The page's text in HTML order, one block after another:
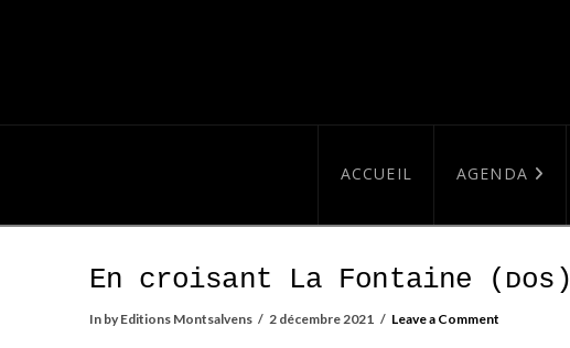
ACCUEIL AGENDA
En croisant La Fontaine (ᴅᴏs)
In by Editions Montsalvens 2 décembre 2021 Leave a Comment